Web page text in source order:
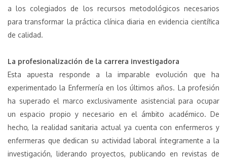
a los colegiados de los recursos metodológicos necesarios
para transformar la práctica clínica diaria en evidencia científica
de calidad.
La profesionalización de la carrera investigadora
Esta apuesta responde a la imparable evolución que ha
experimentado la Enfermería en los últimos años. La profesión
ha superado el marco exclusivamente asistencial para ocupar
un espacio propio y necesario en el ámbito académico. De
hecho, la realidad sanitaria actual ya cuenta con enfermeros y
enfermeras que dedican su actividad laboral íntegramente a la
investigación, liderando proyectos, publicando en revistas de